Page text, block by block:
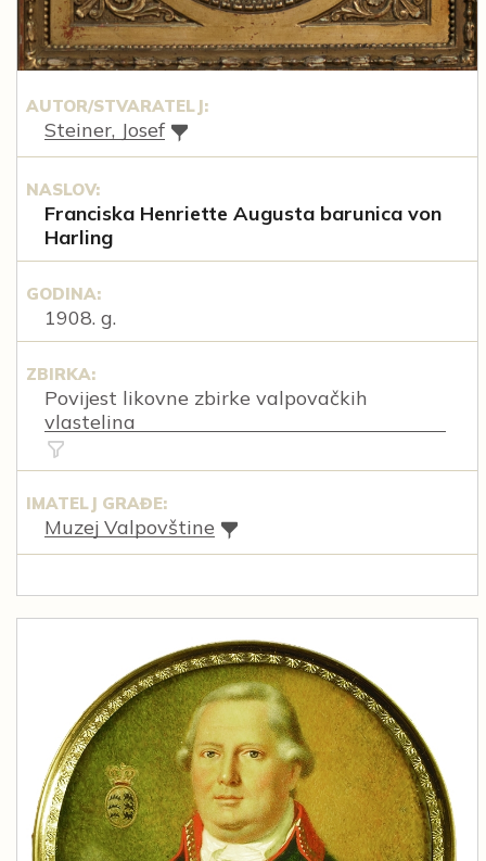
AUTOR/STVARATELJ:
Steiner, Josef
NASLOV:
Franciska Henriette Augusta barunica von
Harling
GODINA:
1908. g.
ZBIRKA:
Povijest likovne zbirke valpovačkih
vlastelina
IMATELJ GRAĐE:
Muzej Valpovštine